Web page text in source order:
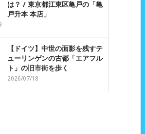
は？ / 東京都江東区亀戸の「亀
戸升本 本店」
【ドイツ】中世の面影を残すテ
ューリンゲンの古都「エアフル
ト」の旧市街を歩く
2026/07/18